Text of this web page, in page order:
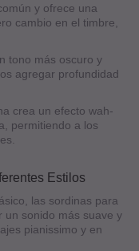
y ofrece una
cambio en el timbre,
tono más oscuro y
agregar profundidad
crea un efecto wah-
permitiendo a los
Estilos
las sordinas para
un sonido más suave y
pianissimo y en